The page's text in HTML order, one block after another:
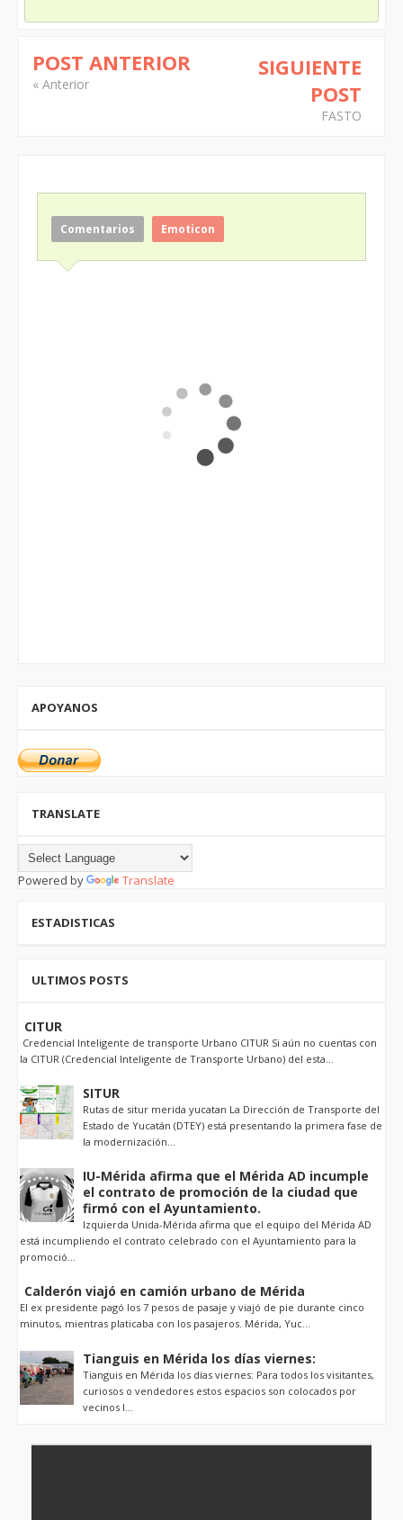
POST ANTERIOR
« Anterior
SIGUIENTE
POST
FASTO
Comentarios Emoticon
APOYANOS
TRANSLATE
Powered by Translate
ESTADISTICAS
ULTIMOS POSTS
CITUR
Credencial Inteligente de transporte Urbano CITUR Si aún no cuentas con
la CITUR (Credencial Inteligente de Transporte Urbano) del esta...
SITUR
Rutas de situr merida yucatan La Dirección de Transporte del
Estado de Yucatán (DTEY) está presentando la primera fase de
la modernización...
IU-Mérida afirma que el Mérida AD incumple
el contrato de promoción de la ciudad que
firmó con el Ayuntamiento.
Izquierda Unida-Mérida afirma que el equipo del Mérida AD
está incumpliendo el contrato celebrado con el Ayuntamiento para la
promoció...
Calderón viajó en camión urbano de Mérida
El ex presidente pagó los 7 pesos de pasaje y viajó de pie durante cinco
minutos, mientras platicaba con los pasajeros. Mérida, Yuc...
Tianguis en Mérida los días viernes:
Tianguis en Mérida los días viernes: Para todos los visitantes,
curiosos o vendedores estos espacios son colocados por
vecinos l...